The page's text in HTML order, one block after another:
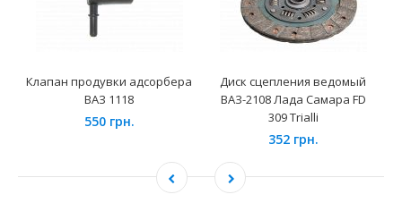
Клапан продувки адсорбера
ВАЗ 1118
550 грн.
Диск сцепления ведомый
ВАЗ-2108 Лада Самара FD
309 Trialli
352 грн.